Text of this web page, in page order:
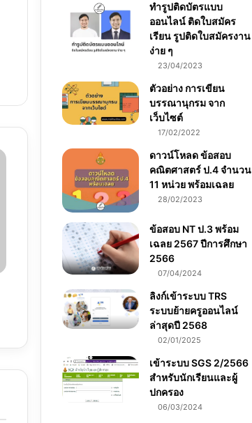
ทำรูปติดบัตรแบบ
ออนไลน์ ติดใบสมัคร
เรียน รูปติดใบสมัครงาน
ง่าย ๆ
23/04/2023
ตัวอย่าง การเขียน
บรรณานุกรม จาก
เว็บไซต์
17/02/2022
ดาวน์โหลด ข้อสอบ
คณิตศาสตร์ ป.4 จำนวน
11 หน่วย พร้อมเฉลย
28/02/2023
ข้อสอบ NT ป.3 พร้อม
เฉลย 2567 ปีการศึกษา
2566
07/04/2024
ลิงก์เข้าระบบ TRS
ระบบย้ายครูออนไลน์
ล่าสุดปี 2568
02/01/2025
เข้าระบบ SGS 2/2566
สำหรับนักเรียนและผู้
ปกครอง
06/03/2024